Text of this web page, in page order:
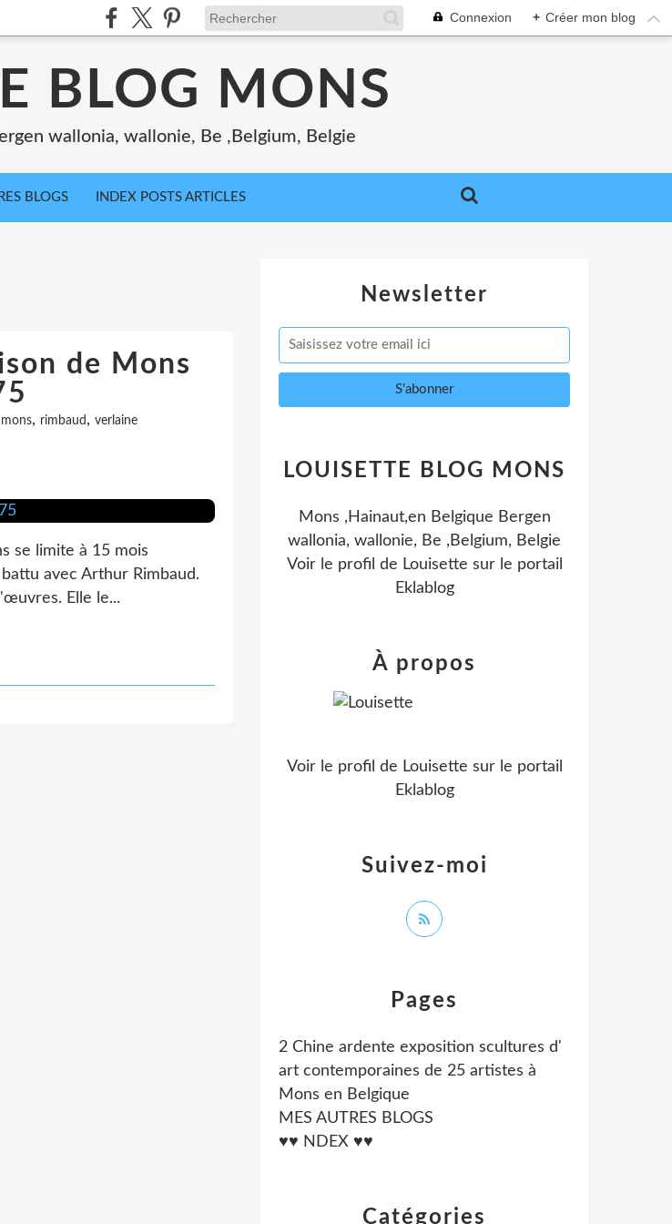
Connexion + Créer mon blog
BLOG MONS
wallonia, wallonie, Be ,Belgium, Belgie
BLOGS INDEX POSTS ARTICLES
de Mons
, rimbaud , verlaine
se limite à 15 mois
avec Arthur Rimbaud.
Elle le...
Newsletter
Catégories
Pages
2 Chine ardente exposition scultures d'
art contemporaines de 25 artistes à
Mons en Belgique
MES AUTRES BLOGS
♥♥ NDEX ♥♥
LOUISETTE BLOG MONS
Mons ,Hainaut,en Belgique Bergen
wallonia, wallonie, Be ,Belgium, Belgie
Voir le profil de Louisette sur le portail
Eklablog
Suivez-moi
À propos
Voir le profil de Louisette sur le portail
Eklablog